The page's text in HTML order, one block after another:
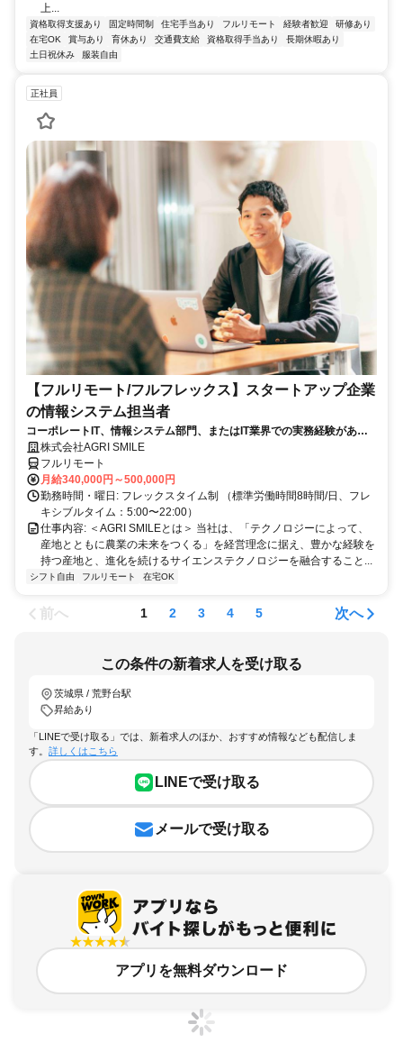
上...
資格取得支援あり 固定時間制 住宅手当あり フルリモート 経験者歓迎
研修あり
在宅OK
賞与あり 育休あり 交通費支給 資格取得手当あり
長期休暇あり
土日祝休み
服装自由
正社員
【フルリモート/フルフレックス】スタートアップ企業
の情報システム担当者
コーポレートIT、情報システム部門、またはIT業界での実務経験がある
方、大歓迎！
株式会社AGRI SMILE
フルリモート
月給340,000円～500,000円
勤務時間・曜日: フレックスタイム制 （標準労働時間8時間/日、フレ
キシブルタイム：5:00〜22:00）
仕事内容: ＜AGRI SMILEとは＞ 当社は、「テクノロジーによって、
産地とともに農業の未来をつくる」を経営理念に据え、豊かな経験を
持つ産地と、進化を続けるサイエンステクノロジーを融合すること...
シフト自由 フルリモート 在宅OK
前へ 1 2 3 4 5 次へ
この条件の新着求人を受け取る
茨城県 / 荒野台駅
昇給あり
「LINEで受け取る」では、新着求人のほか、おすすめ情報なども配信しま
す。 詳しくはこちら
LINEで受け取る
メールで受け取る
アプリを無料ダウンロード